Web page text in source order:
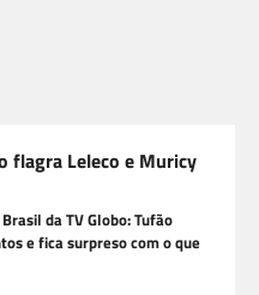
flagra Leleco e Muricy
da TV Globo: Tufão
e fica surpreso com o que